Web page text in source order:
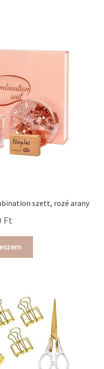
szett, rozé arany
Ft